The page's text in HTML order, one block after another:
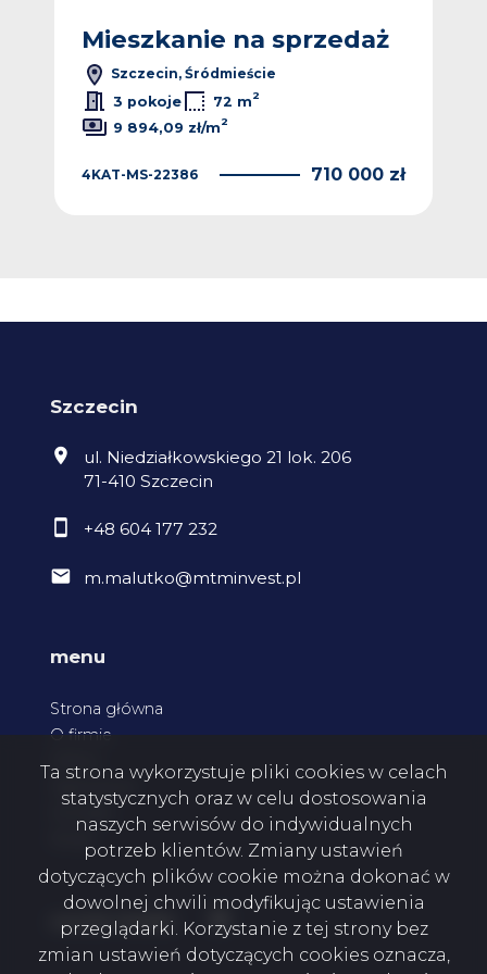
Mieszkanie na sprzedaż
Szczecin, Śródmieście
3 pokoje
72 m2
9 894,09 zł/m2
4KAT-MS-22386 710 000 zł
Szczecin
ul. Niedziałkowskiego 21 lok. 206
71-410 Szczecin
+48 604 177 232
m.malutko@mtminvest.pl
menu
Strona główna
O firmie
Kontakt
social media Facebook
Ta strona wykorzystuje pliki cookies w celach
statystycznych oraz w celu dostosowania
naszych serwisów do indywidualnych
potrzeb klientów. Zmiany ustawień
dotyczących plików cookie można dokonać w
dowolnej chwili modyfikując ustawienia
przeglądarki. Korzystanie z tej strony bez
zmian ustawień dotyczących cookies oznacza,